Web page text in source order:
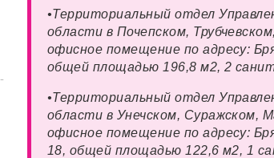
•Территориальный отдел
области в Почепском,
офисное помещение по адресу:
общей площадью 196,8 м2, 2
•Территориальный отдел
области в Унечском, Суражском,
офисное помещение по адресу:
18, общей площадью 122,6 м2, 1